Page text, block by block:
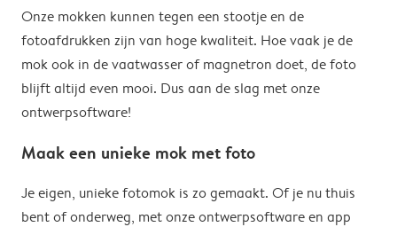
Onze mokken kunnen tegen een stootje en de
fotoafdrukken zijn van hoge kwaliteit. Hoe vaak je de
mok ook in de vaatwasser of magnetron doet, de foto
blijft altijd even mooi. Dus aan de slag met onze
ontwerpsoftware!
Maak een unieke mok met foto
Je eigen, unieke fotomok is zo gemaakt. Of je nu thuis
bent of onderweg, met onze ontwerpsoftware en app